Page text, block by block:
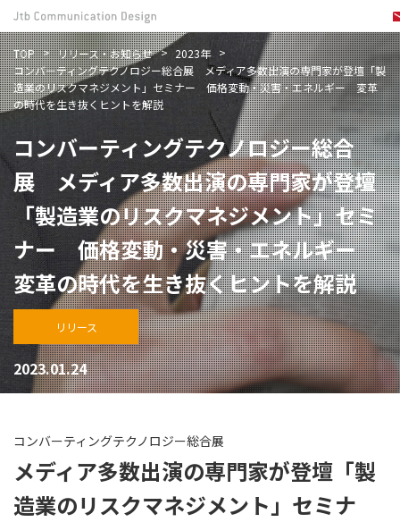
TOP リリース・お知らせ
2023年
コンバーティングテクノロジー総合展 メディア多数出演の専門家が登壇「製
造業のリスクマネジメント」セミナー 価格変動・災害・エネルギー 変革
の時代を生き抜くヒントを解説
コンバーティングテクノロジー総合
展 メディア多数出演の専門家が登壇
「製造業のリスクマネジメント」セミ
ナー 価格変動・災害・エネルギー
変革の時代を生き抜くヒントを解説
リリース
2023.01.24
コンバーティングテクノロジー総合展
メディア多数出演の専門家が登壇「製
造業のリスクマネジメント」セミナ